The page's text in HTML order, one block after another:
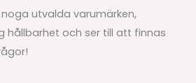
utvalda varumärken,
hållbarhet och ser till att finnas